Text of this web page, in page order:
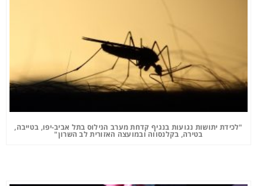
"לכידת יתושות נגועות בנגיף קדחת מערב הנילוס בתל אביב-יפו, בטייבה,
בטירה, בקלנסווה ובמועצה האזורית לב השרון"